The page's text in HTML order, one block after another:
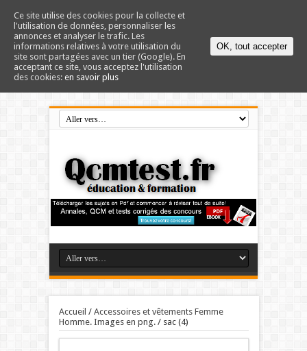
Accueil / Accessoires et vêtements Femme
Homme. Images en png./ sac (4)
Ce site utilise des cookies pour la collecte et
l'utilisation de données, personnaliser les
annonces et analyser le trafic. Les
informations relatives à votre utilisation du
site sont partagées avec un tier (Google). En
acceptant ce site, vous acceptez l'utilisation
des cookies: en savoir plus
OK, tout accepter